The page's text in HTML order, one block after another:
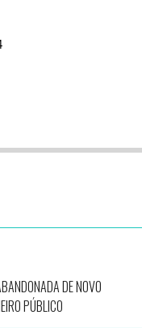
DE NOVO
PÚBLICO